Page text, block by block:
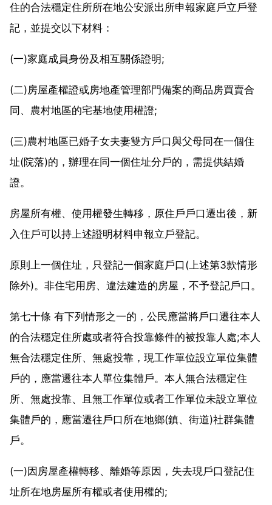
住的合法穩定住所所在地公安派出所申報家庭戶立戶登
記，並提交以下材料：
(一)家庭成員身份及相互關係證明;
(二)房屋產權證或房地產管理部門備案的商品房買賣合
同、農村地區的宅基地使用權證;
(三)農村地區已婚子女夫妻雙方戶口與父母同在一個住
址(院落)的，辦理在同一個住址分戶的，需提供結婚
證。
房屋所有權、使用權發生轉移，原住戶戶口遷出後，新
入住戶可以持上述證明材料申報立戶登記。
原則上一個住址，只登記一個家庭戶口(上述第3款情形
除外)。非住宅用房、違法建造的房屋，不予登記戶口。
第七十條 有下列情形之一的，公民應當將戶口遷往本人
的合法穩定住所處或者符合投靠條件的被投靠人處;本人
無合法穩定住所、無處投靠，現工作單位設立單位集體
戶的，應當遷往本人單位集體戶。本人無合法穩定住
所、無處投靠、且無工作單位或者工作單位未設立單位
集體戶的，應當遷往戶口所在地鄉(鎮、街道)社群集體
戶。
(一)因房屋產權轉移、離婚等原因，失去現戶口登記住
址所在地房屋所有權或者使用權的;